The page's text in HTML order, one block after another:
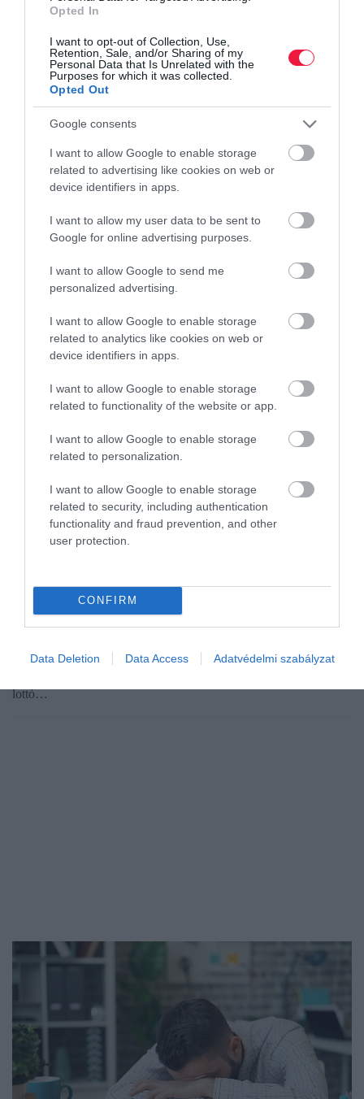
Opted In
I want to opt-out of Collection, Use,
Retention, Sale, and/or Sharing of my
Personal Data that Is Unrelated with the
Purposes for which it was collected.
Opted Out
Google consents
I want to allow Google to enable storage
related to advertising like cookies on web or
device identifiers in apps.
I want to allow my user data to be sent to
Google for online advertising purposes.
I want to allow Google to send me
personalized advertising.
I want to allow Google to enable storage
related to analytics like cookies on web or
device identifiers in apps.
I want to allow Google to enable storage
related to functionality of the website or app.
I want to allow Google to enable storage
related to personalization.
I want to allow Google to enable storage
related to security, including authentication
functionality and fraud prevention, and other
user protection.
CONFIRM
Data Deletion Data Access Adatvédelmi szabályzat
FOGYASZTÓVÉDELEM
záporos szerencsehétről - Frissítve
forint közigazgatási bírságot szabott ki a Szerencsejáték Zrt.-re,
lottó…